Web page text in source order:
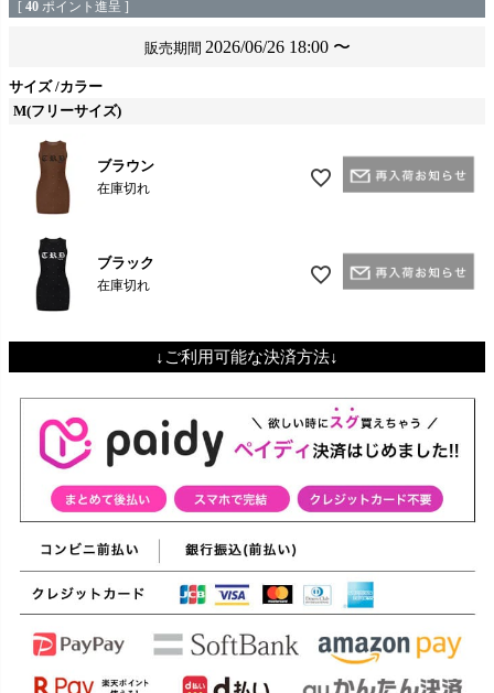
[ 40 ポイント進呈 ]
販売期間 2026/06/26 18:00 〜
サイズ カラー
M(フリーサイズ)
ブラウン
在庫切れ
ブラック
在庫切れ
↓ご利用可能な決済方法↓